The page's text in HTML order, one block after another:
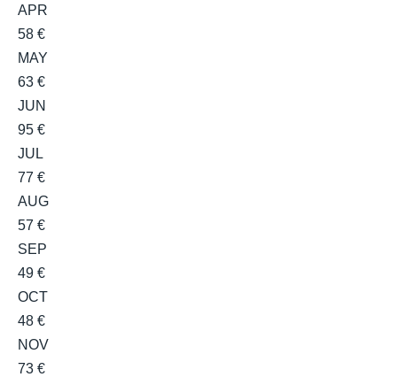
APR
58 €
MAY
63 €
JUN
95 €
JUL
77 €
AUG
57 €
SEP
49 €
OCT
48 €
NOV
73 €